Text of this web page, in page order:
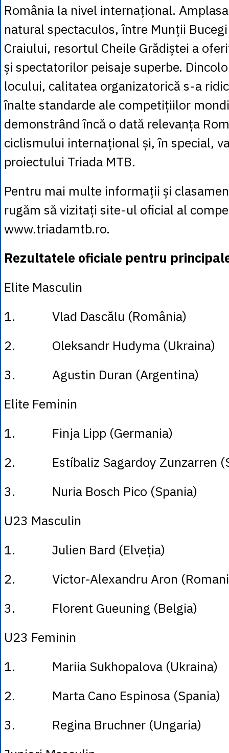
România la nivel internațional.
natural spectaculos, între Munții
Craiului, resortul Cheile Grădiștei a
și spectatorilor peisaje superbe.
locului, calitatea organizatorică s-a
înalte standarde ale competițiilor
demonstrând încă o dată relevanța
ciclismului internațional și, în special,
proiectului Triada MTB.
Pentru mai multe informații și
rugăm să vizitați site-ul oficial al
www.triadamtb.ro.
Rezultatele oficiale pentru
Elite Masculin
1. Vlad Dascălu (România)
2. Oleksandr Hudyma (Ukraina)
3. Agustin Duran (Argentina)
Elite Feminin
1. Finja Lipp (Germania)
2. Estíbaliz Sagardoy Zunzarren
3. Nuria Bosch Pico (Spania)
U23 Masculin
1. Julien Bard (Elveția)
2. Victor-Alexandru Aron
3. Florent Gueuning (Belgia)
U23 Feminin
1. Mariia Sukhopalova (Ukraina)
2. Marta Cano Espinosa (Spania)
3. Regina Bruchner (Ungaria)